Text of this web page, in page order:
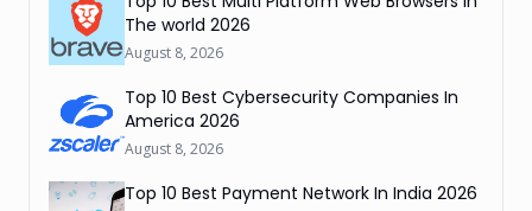
The world 2026
August 8, 2026
Top 10 Best Cybersecurity Companies In
America 2026
August 8, 2026
Top 10 Best Payment Network In India 2026